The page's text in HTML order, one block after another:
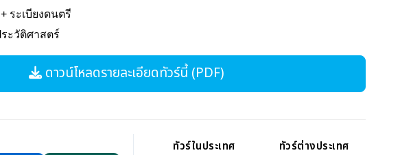
ระเบียงดนตรี
ะวัติศาสตร์
ดาวน์โหลดรายละเอียดทัวร์นี้ (PDF)
ทัวร์ในประเทศ
ทัวร์ต่างประเทศ